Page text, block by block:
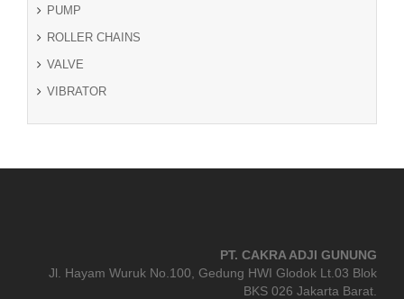
PUMP
ROLLER CHAINS
VALVE
VIBRATOR
PT. CAKRA ADJI GUNUNG
Jl. Hayam Wuruk No.100, Gedung HWI Glodok Lt.03 Blok
BKS 026 Jakarta Barat.